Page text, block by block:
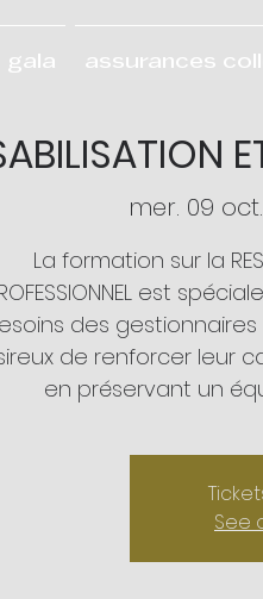
gala assurances
mer. 09 oct.
La formation sur la
est
des
de renforcer leur
en préservant un
See